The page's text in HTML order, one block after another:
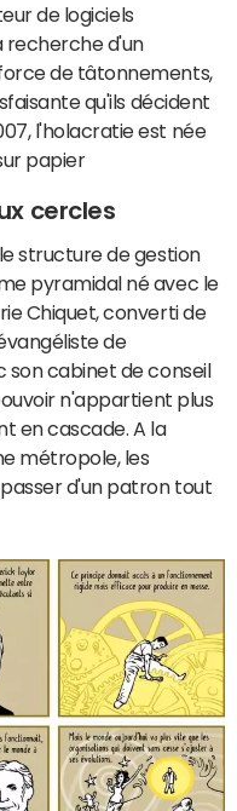
de logiciels
recherche d'un
de tâtonnements,
qu'ils décident
l'holacratie est née
papier
cercles
structure de gestion
pyramidal né avec le
Chiquet, converti de
de
son cabinet de conseil
n'appartient plus
en cascade. A la
métropole, les
d'un patron tout